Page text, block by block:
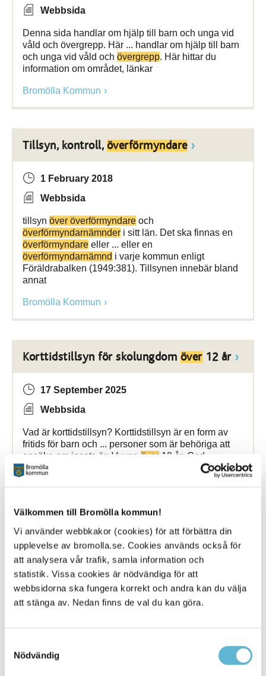
Välkommen till Bromölla kommun!
Vi använder webbkakor (cookies) för att förbättra din
upplevelse av bromolla.se. Cookies används också för
att analysera vår trafik, samla information och
statistik. Vissa cookies är nödvändiga för att
webbsidorna ska fungera korrekt och andra kan du välja
att stänga av. Nedan finns de val du kan göra.
Nödvändig
Webbsida
Denna sida handlar om hjälp till barn och unga vid
våld och övergrepp. Här ... handlar om hjälp till barn
och unga vid våld och övergrepp. Här hittar du
information om området, länkar
Bromölla Kommun
Tillsyn, kontroll, överförmyndare
1 February 2018
Webbsida
tillsyn över överförmyndare och
överförmyndarnämnder i sitt län. Det ska finnas en
överförmyndare eller ... eller en
överförmyndarnämnd i varje kommun enligt
Föräldrabalken (1949:381). Tillsynen innebär bland
annat
Bromölla Kommun
Korttidstillsyn för skolungdom över12 år
17 September 2025
Webbsida
Vad är korttidstillsyn? Korttidstillsyn är en form av
fritids för barn och ... personer som är behöriga att
ansöka om insats är: Vuxna över 18 år. God
man/Förvaltare. Vårdnadshavare. Barn
Trafiken påverkas på E22 när broar över
Helgeå byts ut
25 August 2023
Webbsida
Helgeå på E22 startar och trafiken kommer påverkas